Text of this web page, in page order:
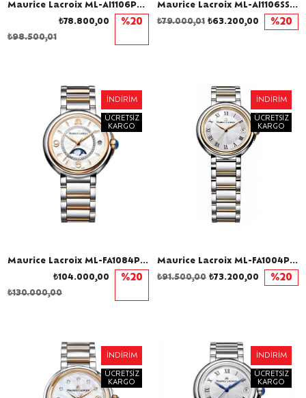
Maurice Lacroix ML-AI1106PVP02170-1 Kadın Kol Saati
₺78.800,00
₺98.500,01
%20
Maurice Lacroix ML-AI1106SS002430-1 Kadın Kol Saati
₺63.200,00
₺79.000,01 %20
Maurice Lacroix ML-FA1084PVP13150-1 Pırlantalı Kadın Kol Saati
İNDIRIM
ÜCRETSIZ
KARGO
₺104.000,00
₺130.000,00
%20
Maurice Lacroix ML-FA1004PVP13110-1 Kadın Kol Saati
İNDIRIM
ÜCRETSIZ
KARGO
₺73.200,00
₺91.500,00 %20
İNDIRIM
ÜCRETSIZ
KARGO
İNDIRIM
ÜCRETSIZ
KARGO